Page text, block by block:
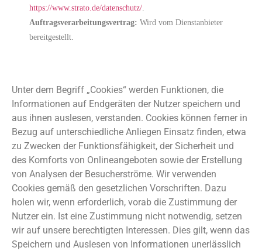
https://www.strato.de/datenschutz/.
Auftragsverarbeitungsvertrag: Wird vom Dienstanbieter
bereitgestellt.
Unter dem Begriff „Cookies“ werden Funktionen, die
Informationen auf Endgeräten der Nutzer speichern und
aus ihnen auslesen, verstanden. Cookies können ferner in
Bezug auf unterschiedliche Anliegen Einsatz finden, etwa
zu Zwecken der Funktionsfähigkeit, der Sicherheit und
des Komforts von Onlineangeboten sowie der Erstellung
von Analysen der Besucherströme. Wir verwenden
Cookies gemäß den gesetzlichen Vorschriften. Dazu
holen wir, wenn erforderlich, vorab die Zustimmung der
Nutzer ein. Ist eine Zustimmung nicht notwendig, setzen
wir auf unsere berechtigten Interessen. Dies gilt, wenn das
Speichern und Auslesen von Informationen unerlässlich